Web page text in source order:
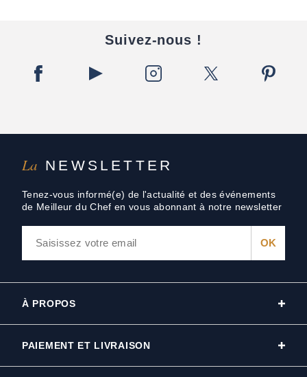
La NEWSLETTER
Tenez-vous informé(e) de l'actualité et des événements
de Meilleur du Chef en vous abonnant à notre newsletter
Suivez-nous !
À PROPOS
PAIEMENT ET LIVRAISON